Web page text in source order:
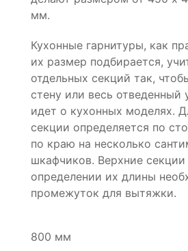
мм.
Кухонные гарнитуры, как
их размер подбирается,
отдельных секций так,
стену или весь отведенный
идет о кухонных моделях.
секции определяется по
по краю на несколько
шкафчиков. Верхние
определении их длины
промежуток для вытяжки.
800 мм